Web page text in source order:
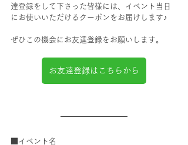
達登録をして下さった皆様には、イベント当日
にお使いいただけるクーポンをお届けします♪
ぜひこの機会にお友達登録をお願いします。
お友達登録はこちらから
■イベント名